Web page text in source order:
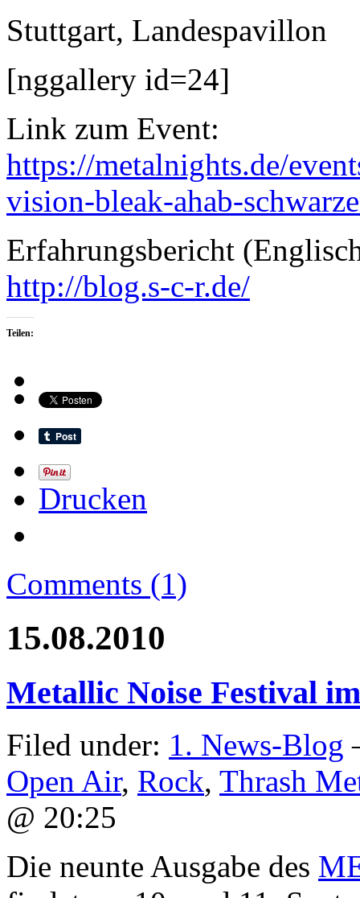
Stuttgart, Landespavillon
[nggallery id=24]
Link zum Event:
https://metalnights.de/
vision-bleak-ahab-
Erfahrungsbericht
http://blog.s-c-r.de/
Teilen:
Drucken
Comments (1)
15.08.2010
Metallic Noise Festival
Filed under: 1. News-Blog
Open Air, Rock, Thrash
@ 20:25
Die neunte Ausgabe des